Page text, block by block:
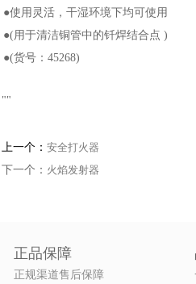
●使用灵活，干湿环境下均可使用
●(用于清洁铜管中的钎焊结合点 )
●(货号：45268)
""
上一个： 安全打火器
下一个： 火焰发射器
正品保障
正规渠道售后保障